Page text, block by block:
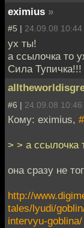
eximius »
#5 | 24.09.08 10:44
ух ты!
а ссылочка то
Сила Тупичка!!!
#6 | 24.09.08 10:46
Кому: eximius,
> > а ссылочка
она сразу не
http://
tales/lyudi/
intervyu-goblina/